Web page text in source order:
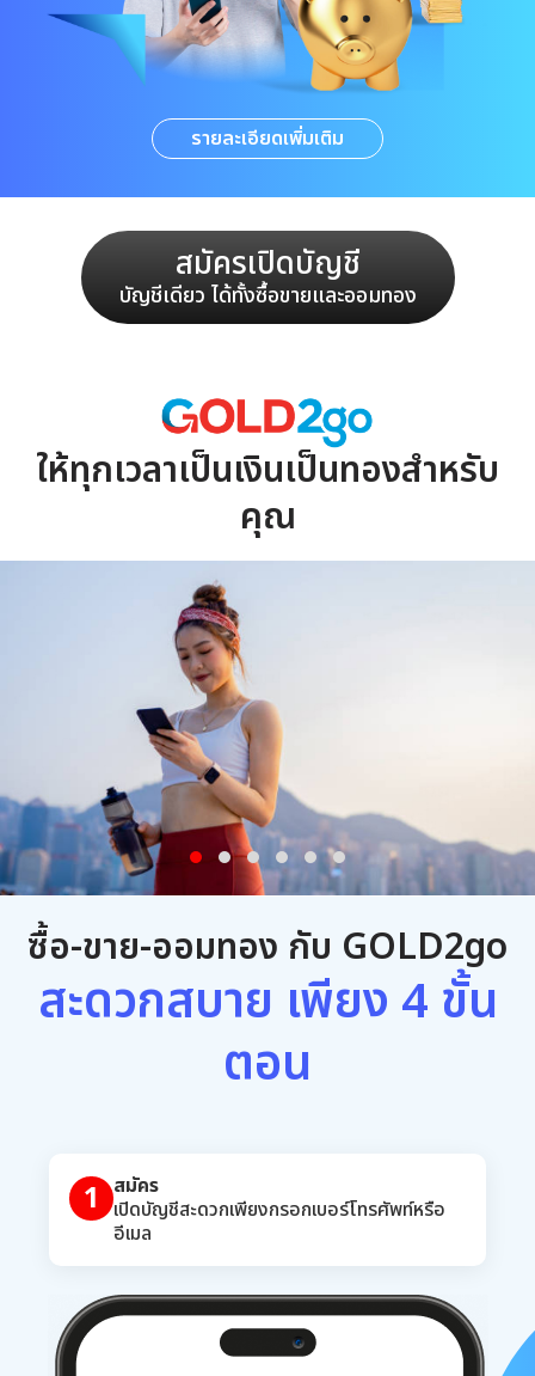
รายละเอียดเพิ่มเติม
สมัครเปิดบัญชี
บัญชีเดียว ได้ทั้งซื้อขายและออมทอง
ให้ทุกเวลาเป็นเงินเป็นทองสําหรับ
คุณ
ซื้อขายสะดวก
ไม่รบกวนเวลาคุณ
ซื้อ-ขาย-ออมทอง กับ GOLD2go
สะดวกสบาย เพียง 4 ขั้น
ตอน
1
สมัคร
เปิดบัญชีสะดวกเพียงกรอกเบอร์โทรศัพท์หรือ
อีเมล